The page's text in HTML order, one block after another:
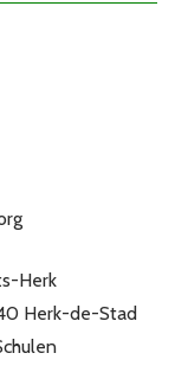
Herk
Herk-de-Stad